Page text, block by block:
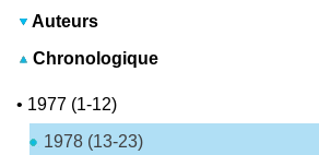
Auteurs
Chronologique
• 1977 (1-12)
1978 (13-23)